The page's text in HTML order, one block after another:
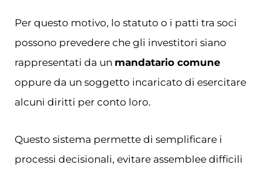
Per questo motivo, lo statuto o i patti tra soci
possono prevedere che gli investitori siano
rappresentati da un mandatario comune
oppure da un soggetto incaricato di esercitare
alcuni diritti per conto loro.
Questo sistema permette di semplificare i
processi decisionali, evitare assemblee difficili